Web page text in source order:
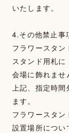
いたします。
4.その他禁止事
フラワースタン
スタンド用札
会場に飾れませ
上記、指定時
ます。
フラワースタ
設置場所につい